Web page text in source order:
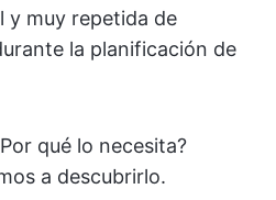
y muy repetida de
la planificación de
qué lo necesita?
a descubrirlo.